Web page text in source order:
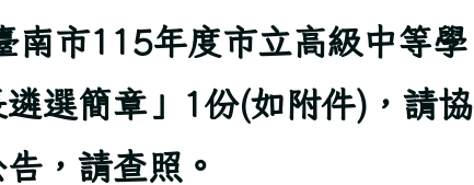
南市115年度市立高級中等學
選簡章」1份(如附件)，請協
，請查照。